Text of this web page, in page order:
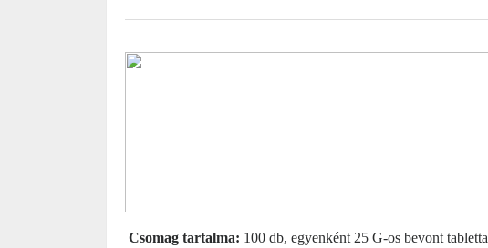
Csomag tartalma: 100 db, egyenként 25 G-os bevont tabletta